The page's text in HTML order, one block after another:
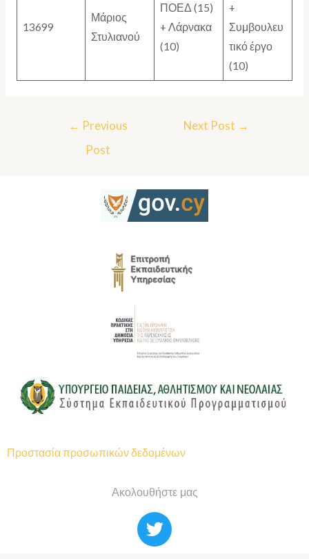
13699
Μάριος
Στυλιανού
ΠΟΕΔ (15)
+ Λάρνακα
(10)
+
Συμβουλευ
τικό έργο
(10)
← Previous
Post
Next Post →
Προστασία προσωπικών δεδομένων
Ακολουθήστε μας